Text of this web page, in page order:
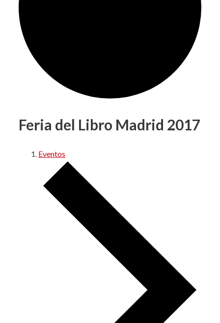
Feria del Libro Madrid 2017
Eventos